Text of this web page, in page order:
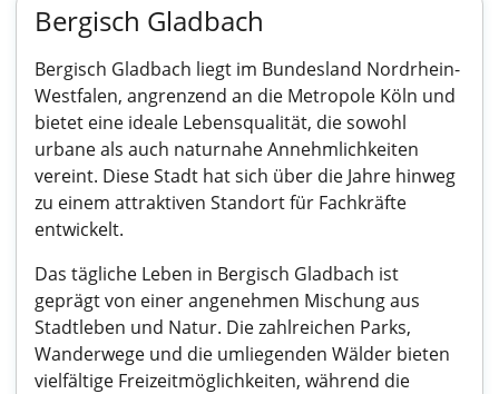
Bergisch Gladbach
Bergisch Gladbach liegt im Bundesland Nordrhein-
Westfalen, angrenzend an die Metropole Köln und
bietet eine ideale Lebensqualität, die sowohl
urbane als auch naturnahe Annehmlichkeiten
vereint. Diese Stadt hat sich über die Jahre hinweg
zu einem attraktiven Standort für Fachkräfte
entwickelt.
Das tägliche Leben in Bergisch Gladbach ist
geprägt von einer angenehmen Mischung aus
Stadtleben und Natur. Die zahlreichen Parks,
Wanderwege und die umliegenden Wälder bieten
vielfältige Freizeitmöglichkeiten, während die